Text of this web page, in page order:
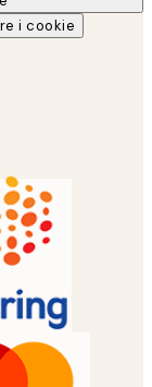
i cookie